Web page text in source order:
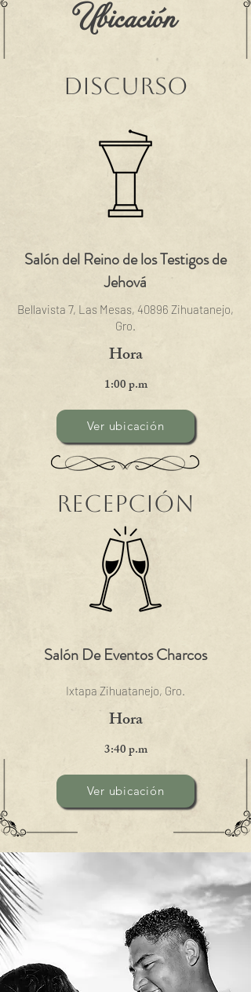
Ubicación
Discurso
Salón del Reino de los Testigos de
Jehová
Bellavista 7, Las Mesas, 40896 Zihuatanejo,
Gro.
Hora
1:00 p.m
Ver ubicación
Recepción
Salón De Eventos Charcos
Ixtapa Zihuatanejo, Gro.
Hora
3:40 p.m
Ver ubicación